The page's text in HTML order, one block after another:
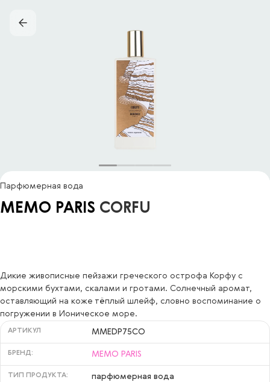
Парфюмерная вода
MEMO PARIS CORFU
Дикие живописные пейзажи греческого острофа Корфу с
морскими бухтами, скалами и гротами. Солнечный аромат,
оставляющий на коже тёплый шлейф, словно воспоминание о
погружении в Ионическое море.
АРТИКУЛ MMEDP75CO
БРЕНД: MEMO PARIS
ТИП ПРОДУКТА: парфюмерная вода